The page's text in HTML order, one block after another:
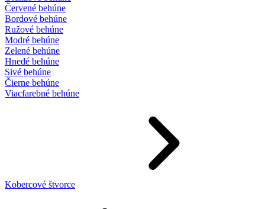
Červené behúne
Bordové behúne
Ružové behúne
Modré behúne
Zelené behúne
Hnedé behúne
Sivé behúne
Čierne behúne
Viacfarebné behúne
Kobercové štvorce